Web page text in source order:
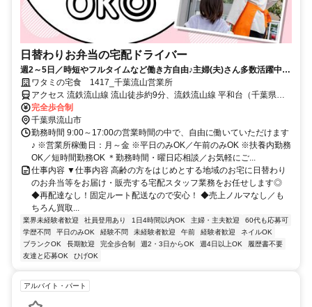
日替わりお弁当の宅配ドライバー
週2～5日／時短やフルタイムなど働き方自由♪主婦(夫)さん多数活躍中！
サポート体制バッチリなのでお子さんの行事でのお休みなども取りやす
い◎
ワタミの宅食 1417_千葉流山営業所
アクセス 流鉄流山線 流山徒歩約9分、流鉄流山線 平和台（千葉県）
徒歩約17分、つくばエクスプレス 流山セントラルパーク徒歩約24分
完全歩合制
千葉県流山市
勤務時間 9:00～17:00の営業時間の中で、自由に働いていただけます
♪ ※営業所稼働日：月～金 ※平日のみOK／午前のみOK ※扶養内勤務
OK／短時間勤務OK ＊勤務時間・曜日応相談／お気軽にご...
仕事内容 ▼仕事内容 高齢の方をはじめとする地域のお宅に日替わり
のお弁当等をお届け・販売する宅配スタッフ業務をお任せします◎
◆再配達なし！固定ルート配送なので安心！ ◆売上ノルマなし／も
ちろん買取...
業界未経験者歓迎 社員登用あり 1日4時間以内OK 主婦・主夫歓迎
60代も応募可
学歴不問
平日のみOK 経験不問 未経験者歓迎 午前 経験者歓迎
ネイルOK
ブランクOK
長期歓迎 完全歩合制 週2・3日からOK 週4日以上OK
履歴書不要
友達と応募OK
ひげOK
アルバイト・パート